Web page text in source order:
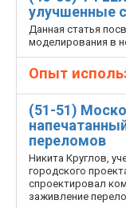
улучшенные
Данная статья
моделирования в
Опыт
(51-51)
переломов
Никита Круглов,
городского
спроектировал
заживление